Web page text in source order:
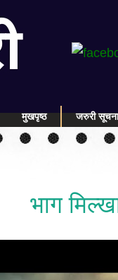
मुखपृष्ठ जरुरी
भाग